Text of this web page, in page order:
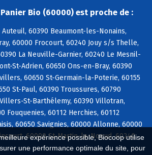
expérience possible, Biocoop utilise
une performance optimale du site, pour
Bio (60000) est proche de :
60390 Beaumont-les-Nonains,
60000 Frocourt, 60240 Jouy s/s Thelle,
La Neuville-Garnier, 60240 Le Mesnil-
St-Adrien, 60650 Ons-en-Bray, 60390
60650 St-Germain-la-Poterie, 60155
St-Paul, 60390 Troussures, 60790
St-Barthélemy, 60390 Villotran,
Fouquenies, 60112 Herchies, 60112
60650 Savignies, 60000 Allonne, 60000
60000 St-Martin-le-Noeud, 60240